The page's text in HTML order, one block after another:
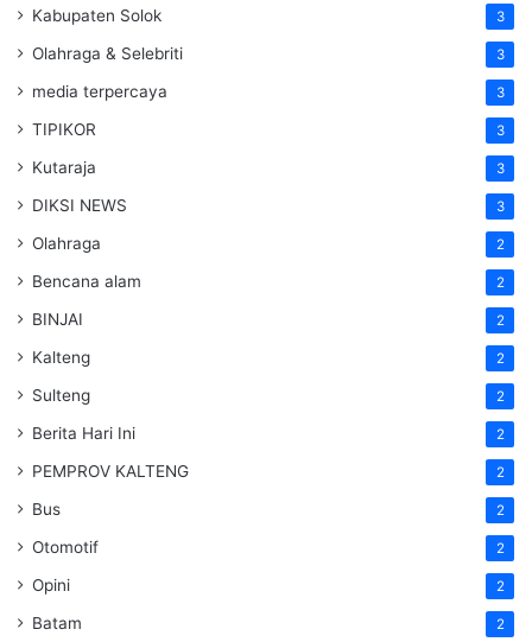
Kabupaten Solok 3
Olahraga & Selebriti 3
media terpercaya 3
TIPIKOR 3
Kutaraja 3
DIKSI NEWS 3
Olahraga 2
Bencana alam 2
BINJAI 2
Kalteng 2
Sulteng 2
Berita Hari Ini 2
PEMPROV KALTENG 2
Bus 2
Otomotif 2
Opini 2
Batam 2